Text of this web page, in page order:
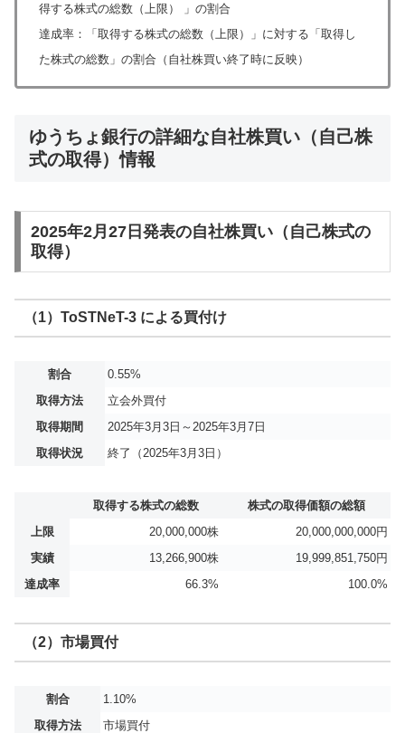
得する株式の総数（上限） 」の割合
達成率：「取得する株式の総数（上限）」に対する「取得し
た株式の総数」の割合（自社株買い終了時に反映）
ゆうちょ銀行の詳細な自社株買い（自己株
式の取得）情報
2025年2月27日発表の自社株買い（自己株式の
取得）
（1）ToSTNeT-3 による買付け
割合
0.55%
取得方法
立会外買付
取得期間
2025年3月3日～2025年3月7日
取得状況
終了（2025年3月3日）
取得する株式の総数
株式の取得価額の総額
上限
20,000,000株
20,000,000,000円
実績
13,266,900株
19,999,851,750円
達成率
66.3% 100.0%
（2）市場買付
割合
1.10%
取得方法
市場買付